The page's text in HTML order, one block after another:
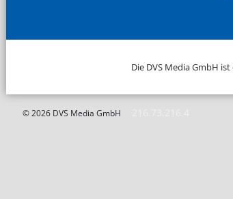
Die DVS Media GmbH
© 2026 DVS Media GmbH